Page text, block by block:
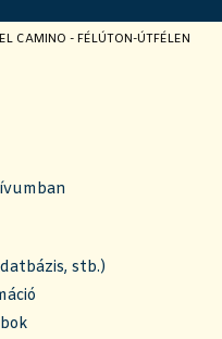
JELENLEGI OLDAL:
EL CAMINO - FÉLÚTON-ÚTFÉLEN
stb.)